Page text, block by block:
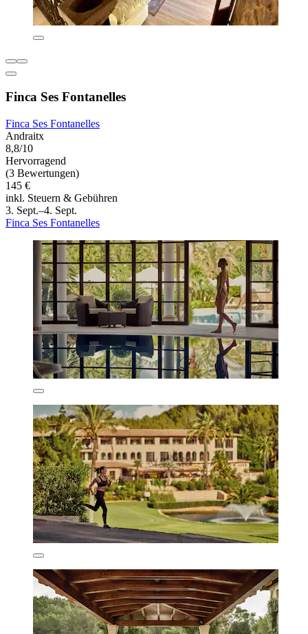
Finca Ses Fontanelles
Finca Ses Fontanelles
Andraitx
8,8/10
Hervorragend
(3 Bewertungen)
145 €
inkl. Steuern & Gebühren
3. Sept.–4. Sept.
Finca Ses Fontanelles